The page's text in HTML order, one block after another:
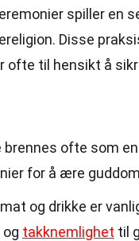
spiller en
Disse
ofte til hensikt å
brennes ofte som
for å ære
og drikke er
takknemlighet til